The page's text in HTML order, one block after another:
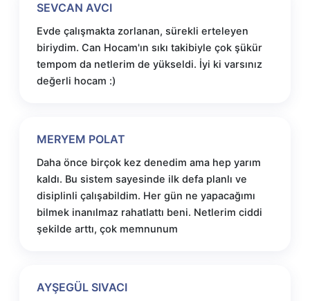
SEVCAN AVCI
Evde çalışmakta zorlanan, sürekli erteleyen
biriydim. Can Hocam'ın sıkı takibiyle çok şükür
tempom da netlerim de yükseldi. İyi ki varsınız
değerli hocam :)
MERYEM POLAT
Daha önce birçok kez denedim ama hep yarım
kaldı. Bu sistem sayesinde ilk defa planlı ve
disiplinli çalışabildim. Her gün ne yapacağımı
bilmek inanılmaz rahatlattı beni. Netlerim ciddi
şekilde arttı, çok memnunum
AYŞEGÜL SIVACI